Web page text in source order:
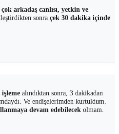
çok arkadaş canlısı, yetkin ve
sonra çek 30 dakika içinde
alındıktan sonra, 3 dakikadan
Ve endişelerimden kurtuldum.
devam edebilecek olmam.